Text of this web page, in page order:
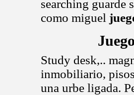
searching guarde
como miguel
Study desk,..
inmobiliario,
una urbe ligada.